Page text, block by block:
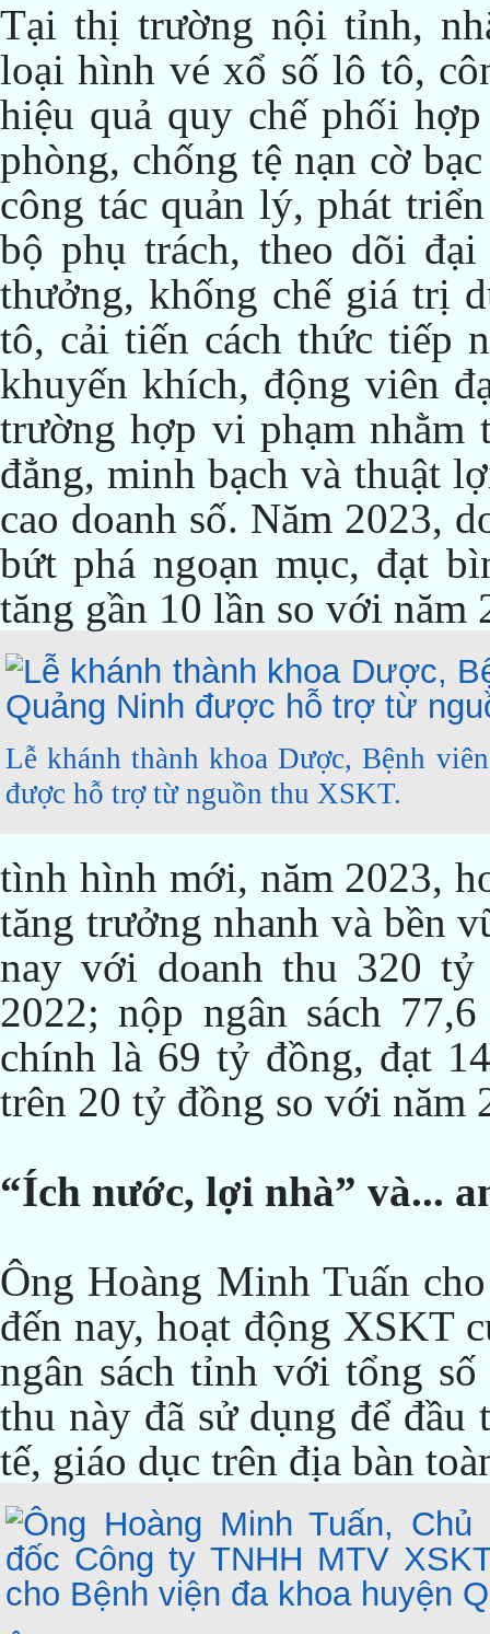
Tại thị trường nội tỉnh,
loại hình vé xổ số lô tô,
hiệu quả quy chế phối
phòng, chống tệ nạn cờ
công tác quản lý, phát
bộ phụ trách, theo dõi
thưởng, khống chế giá trị
tô, cải tiến cách thức tiếp
khuyến khích, động viên
trường hợp vi phạm nhằm
đẳng, minh bạch và thuật
cao doanh số. Năm 2023,
bứt phá ngoạn mục, đạt
tăng gần 10 lần so với năm
Lễ khánh thành khoa Dược, Bệnh
được hỗ trợ từ nguồn thu XSKT.
tình hình mới, năm 2023,
tăng trưởng nhanh và bền
nay với doanh thu 320 tỷ
2022; nộp ngân sách
chính là 69 tỷ đồng, đạt
trên 20 tỷ đồng so với năm
“Ích nước, lợi nhà” và...
Ông Hoàng Minh Tuấn
đến nay, hoạt động XSKT
ngân sách tỉnh với tổng
thu này đã sử dụng để
tế, giáo dục trên địa bàn